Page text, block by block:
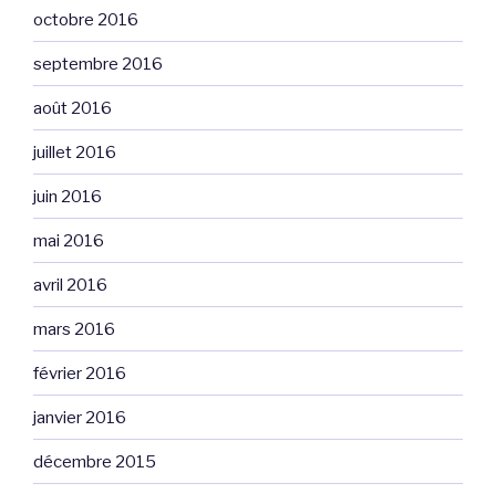
octobre 2016
septembre 2016
août 2016
juillet 2016
juin 2016
mai 2016
avril 2016
mars 2016
février 2016
janvier 2016
décembre 2015